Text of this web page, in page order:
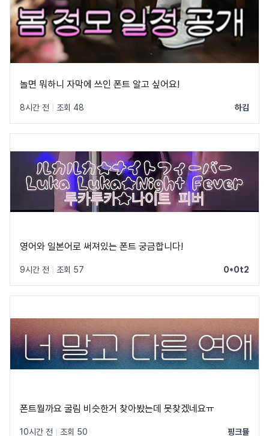
놀면 뭐하니 자막에 쓰인 폰트 알고 싶어요!
8시간 전 조회 48 하김
영어와 일본어로 써져있는 폰트 궁금합니다!
9시간 전 조회 57 0*0t2
폰트뭘까요 굴림 비슷한거 찾아봤는데 못찾겠네요ㅠ
10시간 전 조회 50 핑크뮬